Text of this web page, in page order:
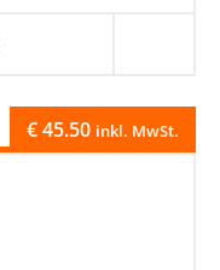
€45.50 inkl. MwSt.